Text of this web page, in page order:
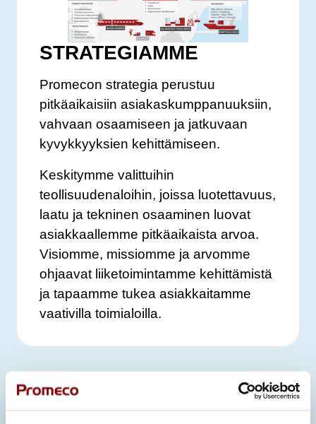
STRATEGIAMME
Promecon strategia perustuu
pitkäaikaisiin asiakaskumppanuuksiin,
vahvaan osaamiseen ja jatkuvaan
kyvykkyyksien kehittämiseen.
Keskitymme valittuihin
teollisuudenaloihin, joissa luotettavuus,
laatu ja tekninen osaaminen luovat
asiakkaallemme pitkäaikaista arvoa.
Visiomme, missiomme ja arvomme
ohjaavat liiketoimintamme kehittämistä
ja tapaamme tukea asiakkaitamme
vaativilla toimialoilla.
ARVOMME